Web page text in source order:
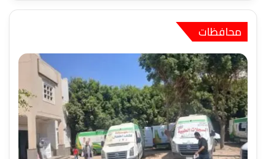
محافظات